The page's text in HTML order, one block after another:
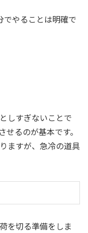
でやることは明確で
しすぎないことで
るのが基本です。
ますが、急冷の道具
を切る準備をしま